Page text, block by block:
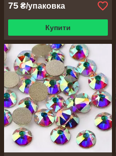
75 ₴/упаковка
Купити